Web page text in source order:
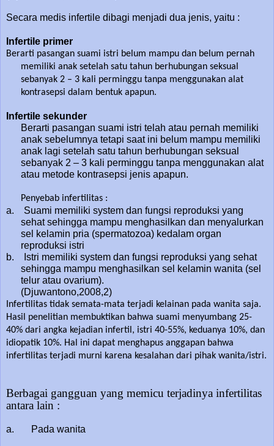
Secara medis infertile dibagi menjadi dua jenis, yaitu :
Infertile primer
Berarti pasangan suami istri belum mampu dan belum pernah
memiliki anak setelah satu tahun berhubungan seksual
sebanyak 2 – 3 kali perminggu tanpa menggunakan alat
kontrasepsi dalam bentuk apapun.
Infertile sekunder
Berarti pasangan suami istri telah atau pernah memiliki
anak sebelumnya tetapi saat ini belum mampu memiliki
anak lagi setelah satu tahun berhubungan seksual
sebanyak 2 – 3 kali perminggu tanpa menggunakan alat
atau metode kontrasepsi jenis apapun.
Penyebab infertilitas :
a. Suami memiliki system dan fungsi reproduksi yang
sehat sehingga mampu menghasilkan dan menyalurkan
sel kelamin pria (spermatozoa) kedalam organ
reproduksi istri
b. Istri memiliki system dan fungsi reproduksi yang sehat
sehingga mampu menghasilkan sel kelamin wanita (sel
telur atau ovarium).
(Djuwantono,2008,2)
Infertilitas tidak semata-mata terjadi kelainan pada wanita saja.
Hasil penelitian membuktikan bahwa suami menyumbang 25-
40% dari angka kejadian infertil, istri 40-55%, keduanya 10%, dan
idiopatik 10%. Hal ini dapat menghapus anggapan bahwa
infertilitas terjadi murni karena kesalahan dari pihak wanita/istri.
Berbagai gangguan yang memicu terjadinya infertilitas
antara lain :
a. Pada wanita